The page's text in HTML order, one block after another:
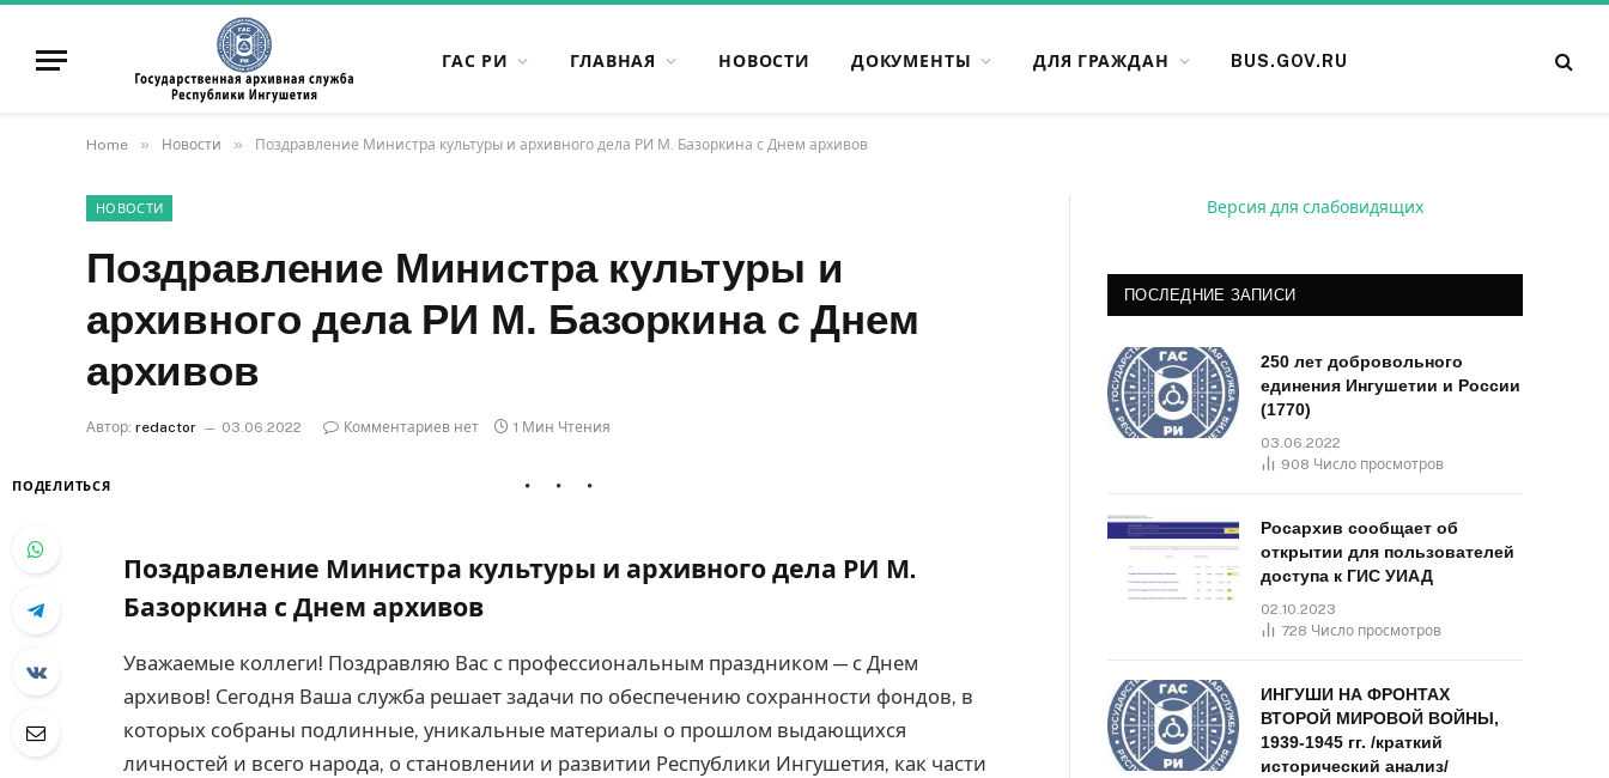
ГАС РИ ГЛАВНАЯ НОВОСТИ ДОКУМЕНТЫ ДЛЯ ГРАЖДАН BUS.GOV.RU
Home » Новости » Поздравление Министра культуры и архивного дела РИ М. Базоркина с Днем архивов
НОВОСТИ
Поздравление Министра культуры и
архивного дела РИ М. Базоркина с Днем
архивов
Автор: redactor 03.06.2022 Комментариев нет 1 Мин Чтения
ПОДЕЛИТЬСЯ
Поздравление Министра культуры и архивного дела РИ М.
Базоркина с Днем архивов
Уважаемые коллеги! Поздравляю Вас с профессиональным праздником — с Днем
архивов! Сегодня Ваша служба решает задачи по обеспечению сохранности фондов, в
которых собраны подлинные, уникальные материалы о прошлом выдающихся
личностей и всего народа, о становлении и развитии Республики Ингушетия, как части
Версия для слабовидящих
ПОСЛЕДНИЕ ЗАПИСИ
250 лет добровольного
единения Ингушетии и России
(1770)
03.06.2022
908 Число просмотров
Росархив сообщает об
открытии для пользователей
доступа к ГИС УИАД
02.10.2023
728 Число просмотров
ИНГУШИ НА ФРОНТАХ
ВТОРОЙ МИРОВОЙ ВОЙНЫ,
1939-1945 гг. /краткий
исторический анализ/